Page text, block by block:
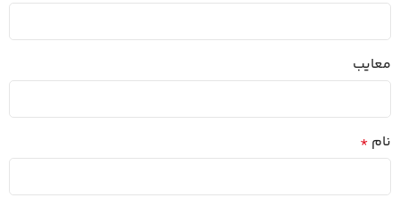
معایب
نام *